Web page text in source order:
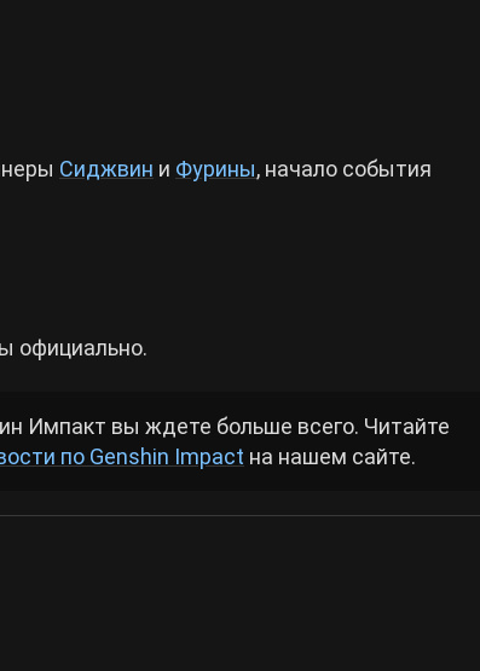
Сиджвин и Фурины, начало события
официально.
Импакт вы ждете больше всего. Читайте
по Genshin Impact на нашем сайте.